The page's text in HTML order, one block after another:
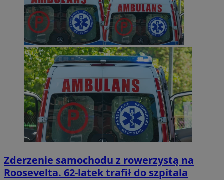
Zderzenie samochodu z rowerzystą na
Roosevelta. 62-latek trafił do szpitala